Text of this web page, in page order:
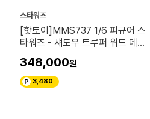
스타워즈
[핫토이]MMS737 1/6 피규어 스
타워즈 - 섀도우 트루퍼 위드 데스
348,000
3,480